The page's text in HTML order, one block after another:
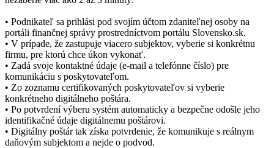
• Podnikateľ sa prihlási pod svojím účtom zdaniteľnej osoby na
portáli finančnej správy prostredníctvom portálu Slovensko.sk.
• V prípade, že zastupuje viacero subjektov, vyberie si konkrétnu
firmu, pre ktorú chce úkon vykonať.
• Zadá svoje kontaktné údaje (e-mail a telefónne číslo) pre
komunikáciu s poskytovateľom.
• Zo zoznamu certifikovaných poskytovateľov si vyberie
konkrétneho digitálneho poštára.
• Po potvrdení výberu systém automaticky a bezpečne odošle jeho
identifikačné údaje digitálnemu poštárovi.
• Digitálny poštár tak získa potvrdenie, že komunikuje s reálnym
daňovým subjektom a nejde o podvod.